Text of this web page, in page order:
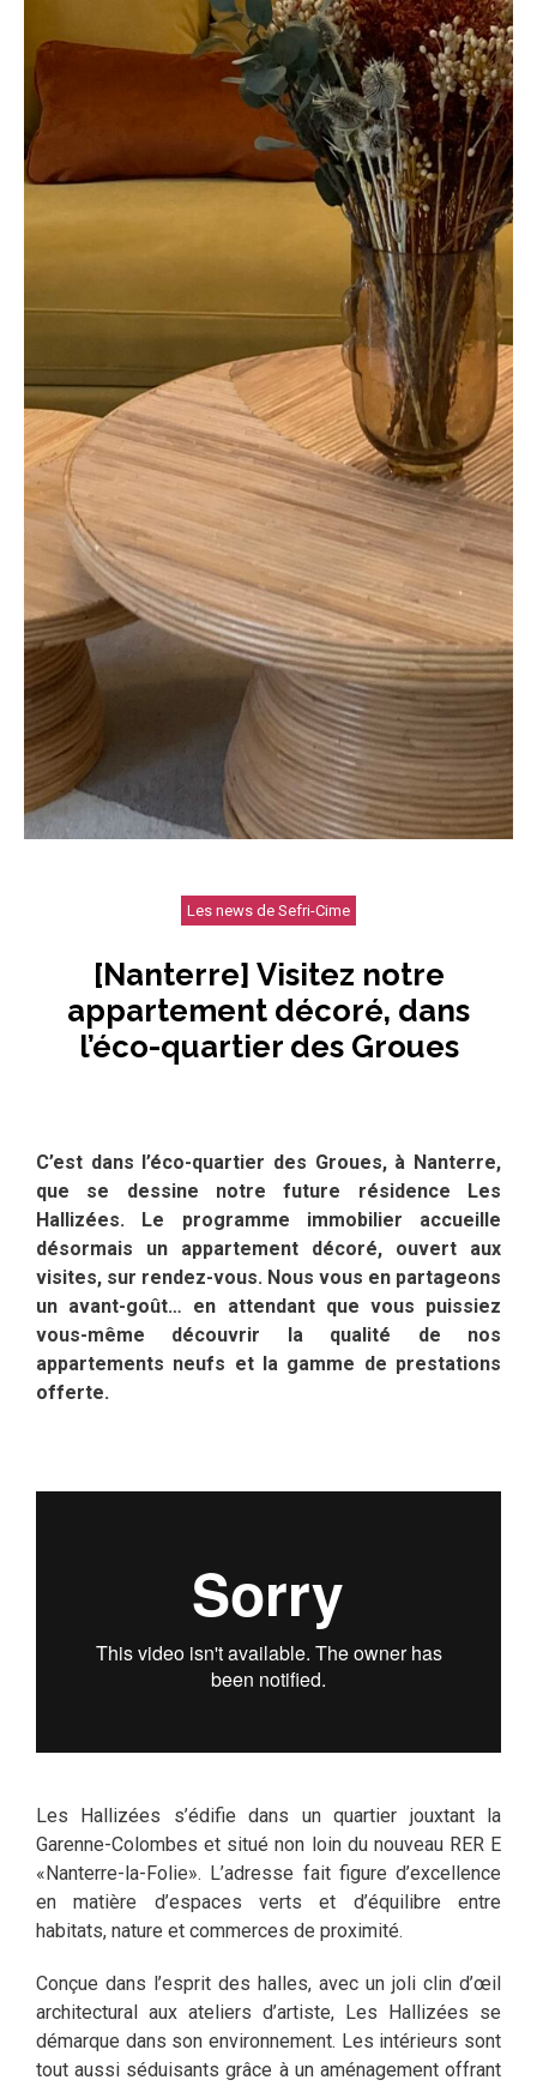
Les news de Sefri-Cime
[Nanterre] Visitez notre
appartement décoré, dans
l’éco-quartier des Groues
C’est dans l’éco-quartier des Groues, à Nanterre,
que se dessine notre future résidence Les
Hallizées. Le programme immobilier accueille
désormais un appartement décoré, ouvert aux
visites, sur rendez-vous. Nous vous en partageons
un avant-goût… en attendant que vous puissiez
vous-même découvrir la qualité de nos
appartements neufs et la gamme de prestations
offerte.
Les Hallizées s’édifie dans un quartier jouxtant la
Garenne-Colombes et situé non loin du nouveau RER E
«Nanterre-la-Folie». L’adresse fait figure d’excellence
en matière d’espaces verts et d’équilibre entre
habitats, nature et commerces de proximité.
Conçue dans l’esprit des halles, avec un joli clin d’œil
architectural aux ateliers d’artiste, Les Hallizées se
démarque dans son environnement. Les intérieurs sont
tout aussi séduisants grâce à un aménagement offrant